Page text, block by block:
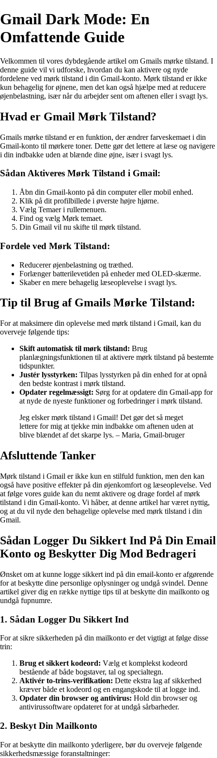
Gmail Dark Mode: En
Omfattende Guide
Velkommen til vores dybdegående artikel om Gmails mørke tilstand. I
denne guide vil vi udforske, hvordan du kan aktivere og nyde
fordelene ved mørk tilstand i din Gmail-konto. Mørk tilstand er ikke
kun behagelig for øjnene, men det kan også hjælpe med at reducere
øjenbelastning, især når du arbejder sent om aftenen eller i svagt lys.
Hvad er Gmail Mørk Tilstand?
Gmails mørke tilstand er en funktion, der ændrer farveskemaet i din
Gmail-konto til mørkere toner. Dette gør det lettere at læse og navigere
i din indbakke uden at blænde dine øjne, især i svagt lys.
Sådan Aktiveres Mørk Tilstand i Gmail:
Åbn din Gmail-konto på din computer eller mobil enhed.
Klik på dit profilbillede i øverste højre hjørne.
Vælg Temaer i rullemenuen.
Find og vælg Mørk temaet.
Din Gmail vil nu skifte til mørk tilstand.
Fordele ved Mørk Tilstand:
Reducerer øjenbelastning og træthed.
Forlænger batterilevetiden på enheder med OLED-skærme.
Skaber en mere behagelig læseoplevelse i svagt lys.
Tip til Brug af Gmails Mørke Tilstand:
For at maksimere din oplevelse med mørk tilstand i Gmail, kan du
overveje følgende tips:
Skift automatisk til mørk tilstand: Brug
planlægningsfunktionen til at aktivere mørk tilstand på bestemte
tidspunkter.
Justér lysstyrken: Tilpas lysstyrken på din enhed for at opnå
den bedste kontrast i mørk tilstand.
Opdater regelmæssigt: Sørg for at opdatere din Gmail-app for
at nyde de nyeste funktioner og forbedringer i mørk tilstand.
Jeg elsker mørk tilstand i Gmail! Det gør det så meget
lettere for mig at tjekke min indbakke om aftenen uden at
blive blændet af det skarpe lys. – Maria, Gmail-bruger
Afsluttende Tanker
Mørk tilstand i Gmail er ikke kun en stilfuld funktion, men den kan
også have positive effekter på din øjenkomfort og læseoplevelse. Ved
at følge vores guide kan du nemt aktivere og drage fordel af mørk
tilstand i din Gmail-konto. Vi håber, at denne artikel har været nyttig,
og at du vil nyde den behagelige oplevelse med mørk tilstand i din
Gmail.
Sådan Logger Du Sikkert Ind På Din Email
Konto og Beskytter Dig Mod Bedrageri
Ønsket om at kunne logge sikkert ind på din email-konto er afgørende
for at beskytte dine personlige oplysninger og undgå svindel. Denne
artikel giver dig en række nyttige tips til at beskytte din mailkonto og
undgå fupnumre.
1. Sådan Logger Du Sikkert Ind
For at sikre sikkerheden på din mailkonto er det vigtigt at følge disse
trin:
Brug et sikkert kodeord: Vælg et komplekst kodeord
bestående af både bogstaver, tal og specialtegn.
Aktivér to-trins-verifikation: Dette ekstra lag af sikkerhed
kræver både et kodeord og en engangskode til at logge ind.
Opdater din browser og antivirus: Hold din browser og
antivirussoftware opdateret for at undgå sårbarheder.
2. Beskyt Din Mailkonto
For at beskytte din mailkonto yderligere, bør du overveje følgende
sikkerhedsmæssige foranstaltninger: